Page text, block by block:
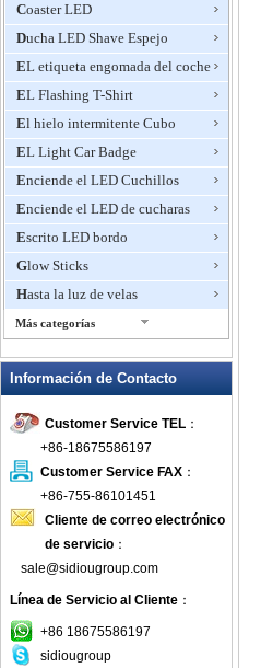
Coaster LED
Ducha LED Shave Espejo
EL etiqueta engomada del coche
EL Flashing T-Shirt
El hielo intermitente Cubo
EL Light Car Badge
Enciende el LED Cuchillos
Enciende el LED de cucharas
Escrito LED bordo
Glow Sticks
Hasta la luz de velas
Más categorías
Hielo Cubo LED
Ilumina Plumas
Ilumina Swizzle
Insignia intermitente
Intermitente abrelatas del vino
Intermitente anillo
Intermitente Cenicero
Intermitente collar
intermitente del reloj
Intermitente Frisbee
Información de Contacto
Customer Service TEL ：
+86-18675586197
Customer Service FAX ：
+86-755-86101451
Cliente de correo electrónico
de servicio ：
sale@sidiougroup.com
Línea de Servicio al Cliente ：
+86 18675586197
sidiougroup
sonido activo /
ecualizador T-
shirt
sonido activo /
ecualizador T-
shirt